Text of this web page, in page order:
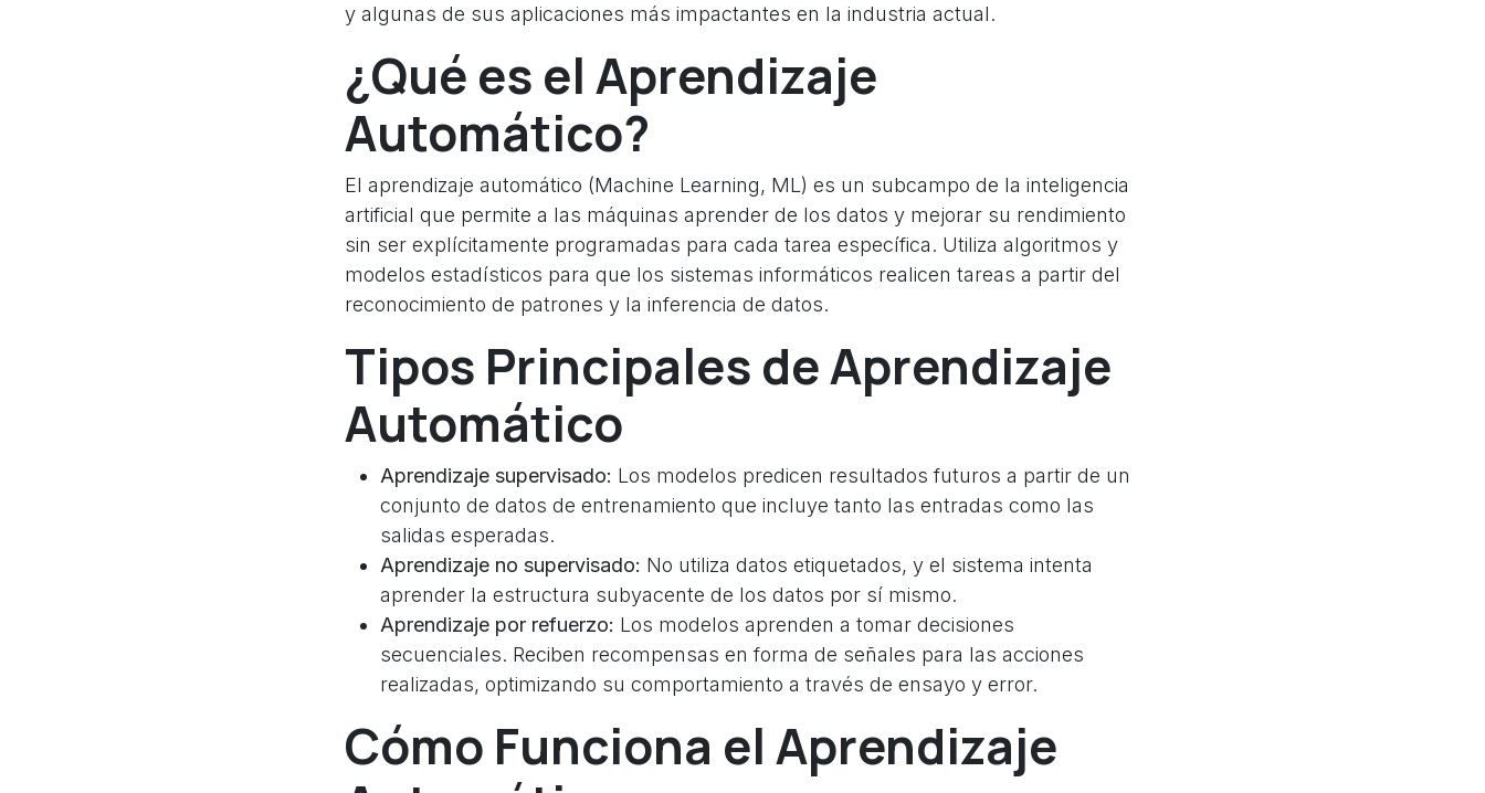
y algunas de sus aplicaciones más impactantes en la industria actual.
¿Qué es el Aprendizaje
Automático?
El aprendizaje automático (Machine Learning, ML) es un subcampo de la inteligencia
artificial que permite a las máquinas aprender de los datos y mejorar su rendimiento
sin ser explícitamente programadas para cada tarea específica. Utiliza algoritmos y
modelos estadísticos para que los sistemas informáticos realicen tareas a partir del
reconocimiento de patrones y la inferencia de datos.
Tipos Principales de Aprendizaje
Automático
Aprendizaje supervisado: Los modelos predicen resultados futuros a partir de un
conjunto de datos de entrenamiento que incluye tanto las entradas como las
salidas esperadas.
Aprendizaje no supervisado: No utiliza datos etiquetados, y el sistema intenta
aprender la estructura subyacente de los datos por sí mismo.
Aprendizaje por refuerzo: Los modelos aprenden a tomar decisiones
secuenciales. Reciben recompensas en forma de señales para las acciones
realizadas, optimizando su comportamiento a través de ensayo y error.
Cómo Funciona el Aprendizaje